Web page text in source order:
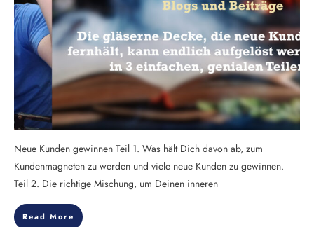
Neue Kunden gewinnen Teil 1. Was hält Dich davon ab, zum
Kundenmagneten zu werden und viele neue Kunden zu gewinnen.
Teil 2. Die richtige Mischung, um Deinen inneren
Read More